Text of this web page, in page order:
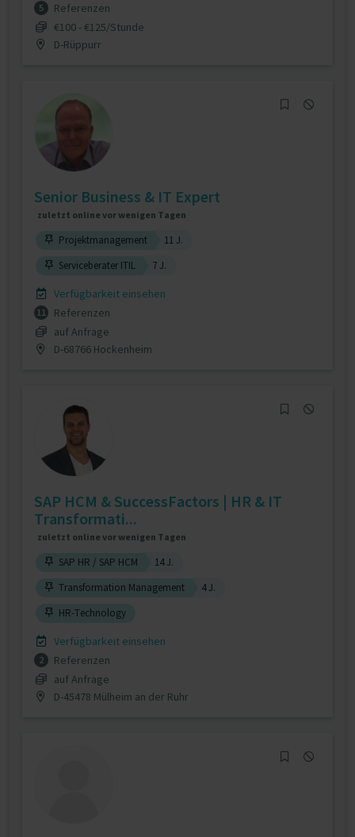
5
Referenzen
€100 - €125/Stunde
D-Rüppurr
Senior Business & IT Expert
zuletzt online vor wenigen Tagen
Projektmanagement
11 J.
Serviceberater ITIL
7 J.
Verfügbarkeit einsehen
11
Referenzen
auf Anfrage
D-68766 Hockenheim
SAP HCM & SuccessFactors | HR & IT
Transformati...
zuletzt online vor wenigen Tagen
SAP HR / SAP HCM
14 J.
Transformation Management
4 J.
HR-Technology
Verfügbarkeit einsehen
2
Referenzen
auf Anfrage
D-45478 Mülheim an der Ruhr